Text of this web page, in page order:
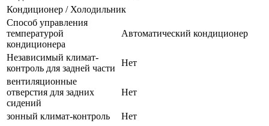
Кондиционер / Холодильник
Способ управления
температурой
кондиционера
Автоматический кондиционер
Независимый климат-
контроль для задней части
Нет
вентиляционные
отверстия для задних
сидений
Нет
зонный климат-контроль
Нет